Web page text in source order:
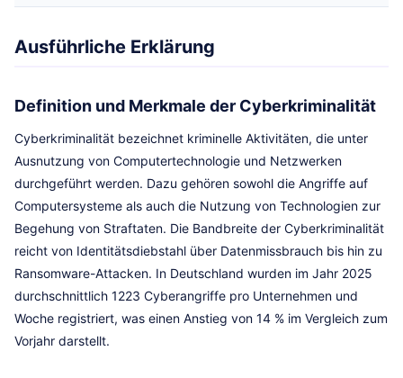
Ausführliche Erklärung
Definition und Merkmale der Cyberkriminalität
Cyberkriminalität bezeichnet kriminelle Aktivitäten, die unter
Ausnutzung von Computertechnologie und Netzwerken
durchgeführt werden. Dazu gehören sowohl die Angriffe auf
Computersysteme als auch die Nutzung von Technologien zur
Begehung von Straftaten. Die Bandbreite der Cyberkriminalität
reicht von Identitätsdiebstahl über Datenmissbrauch bis hin zu
Ransomware-Attacken. In Deutschland wurden im Jahr 2025
durchschnittlich 1223 Cyberangriffe pro Unternehmen und
Woche registriert, was einen Anstieg von 14 % im Vergleich zum
Vorjahr darstellt.